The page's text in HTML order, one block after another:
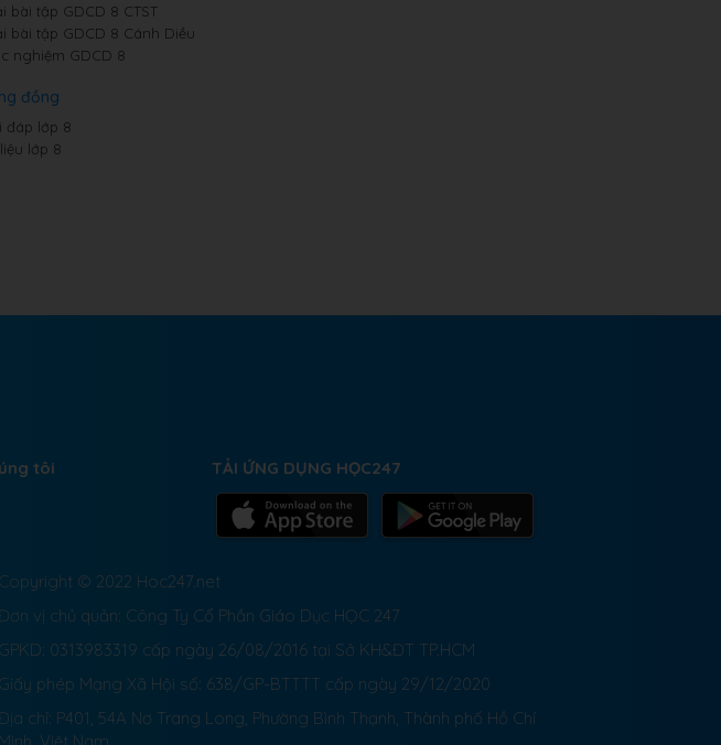
bài tập GDCD 8 CTST
bài tập GDCD 8 Cánh Diều
nghiệm GDCD 8
đồng
đáp lớp 8
lớp 8
tôi TẢI ỨNG DỤNG HỌC247
Copyright © 2022 Hoc247.net
Đơn vị chủ quản: Công Ty Cổ Phần Giáo Dục HỌC 247
GPKD: 0313983319 cấp ngày 26/08/2016 tại Sở KH&ĐT TP.HCM
Giấy phép Mạng Xã Hội số: 638/GP-BTTTT cấp ngày 29/12/2020
Địa chỉ: P401, 54A Nơ Trang Long, Phường Bình Thạnh, Thành phố Hồ Chí